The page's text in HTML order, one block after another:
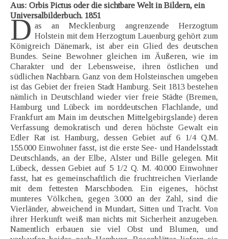
Aus: Orbis Pictus oder die sichtbare Welt in Bildern, ein
Universalbilderbuch. 1851
D as an Mecklenburg angrenzende Herzogtum
Holstein mit dem Herzogtum Lauenburg gehört zum
Königreich Dänemark, ist aber ein Glied des deutschen
Bundes. Seine Bewohner gleichen im Äußeren, wie im
Charakter und der Lebensweise, ihren östlichen und
südlichen Nachbarn. Ganz von dem Holsteinschen umgeben
ist das Gebiet der freien Stadt Hamburg. Seit 1813 bestehen
nämlich in Deutschland wieder vier freie Städte (Bremen,
Hamburg und Lübeck im norddeutschen Flachlande, und
Frankfurt am Main im deutschen Mittelgebirgslande) deren
Verfassung demokratisch und deren höchste Gewalt ein
Edler Rat ist. Hamburg, dessen Gebiet auf 6 1/4 Q.M.
155.000 Einwohner fasst, ist die erste See- und Handelsstadt
Deutschlands, an der Elbe, Alster und Bille gelegen. Mit
Lübeck, dessen Gebiet auf 5 1/2 Q. M. 40.000 Einwohner
fasst, hat es gemeinschaftlich die fruchtreichen Vierlande
mit dem fettesten Marschboden. Ein eigenes, höchst
munteres Völkchen, gegen 3.000 an der Zahl, sind die
Vierländer, abweichend in Mundart, Sitten und Tracht. Von
ihrer Herkunft weiß man nichts mit Sicherheit anzugeben.
Namentlich erbauen sie viel Obst und Blumen, und